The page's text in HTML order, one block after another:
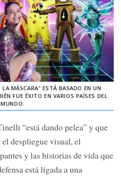
MÁSCARA" ESTÁ BASADO EN UN
FUE ÉXITO EN VARIOS PAÍSES DEL
MUNDO.
“está dando pelea” y que
el despliegue visual, el
y las historias de vida que
está ligada a una